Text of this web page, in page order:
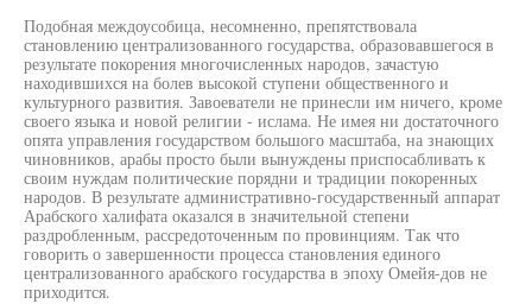
Подобная междоусобица, несомненно, препятствовала
становлению централизованного государства, образовавшегося в
результате покорения многочисленных народов, зачастую
находившихся на болев высокой ступени общественного и
культурного развития. Завоеватели не принесли им ничего, кроме
своего языка и новой религии - ислама. Не имея ни достаточного
опята управления государством большого масштаба, на знающих
чиновников, арабы просто были вынуждены приспосабливать к
своим нуждам политические порядни и традиции покоренных
народов. В результате административно-государственный аппарат
Арабского халифата оказался в значительной степени
раздробленным, рассредоточенным по провинциям. Так что
говорить о завершенности процесса становления единого
централизованного арабского государства в эпоху Омейя-дов не
приходится.